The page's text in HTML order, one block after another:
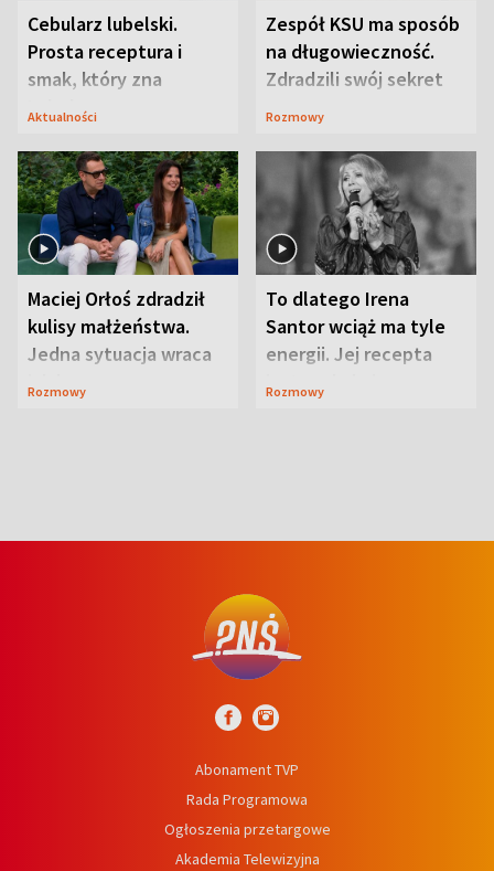
Cebularz lubelski.
Prosta receptura i
smak, który zna
Lubelszczyzna
Aktualności
Zespół KSU ma sposób
na długowieczność.
Zdradzili swój sekret
Rozmowy
Maciej Orłoś zdradził
kulisy małżeństwa.
Jedna sytuacja wraca
jak bumerang
Rozmowy
To dlatego Irena
Santor wciąż ma tyle
energii. Jej recepta
jest zaskakująco
Rozmowy
Abonament TVP
Rada Programowa
Ogłoszenia przetargowe
Akademia Telewizyjna